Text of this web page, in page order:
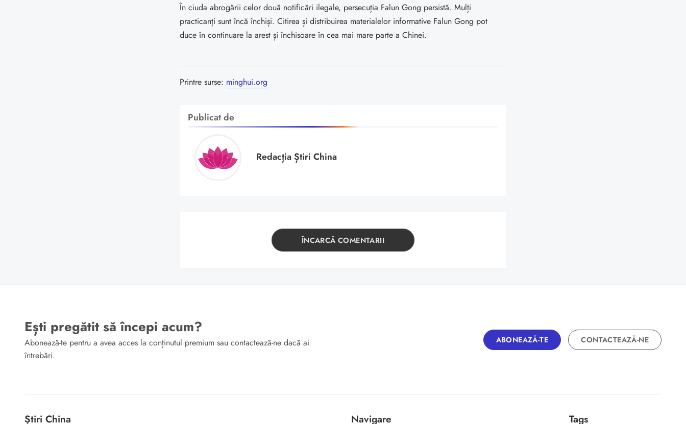
În ciuda abrogării celor două notificări ilegale, persecuția Falun Gong persistă. Mulți
practicanți sunt încă închiși. Citirea și distribuirea materialelor informative Falun Gong pot
duce în continuare la arest și închisoare în cea mai mare parte a Chinei.
Printre surse: minghui.org
Publicat de
Redacția Știri China
ÎNCARCĂ COMENTARII
Ești pregătit să începi acum?
Abonează-te pentru a avea acces la conținutul premium sau contactează-ne dacă ai
întrebări.
ABONEAZĂ-TE CONTACTEAZĂ-NE
Știri China Navigare Tags